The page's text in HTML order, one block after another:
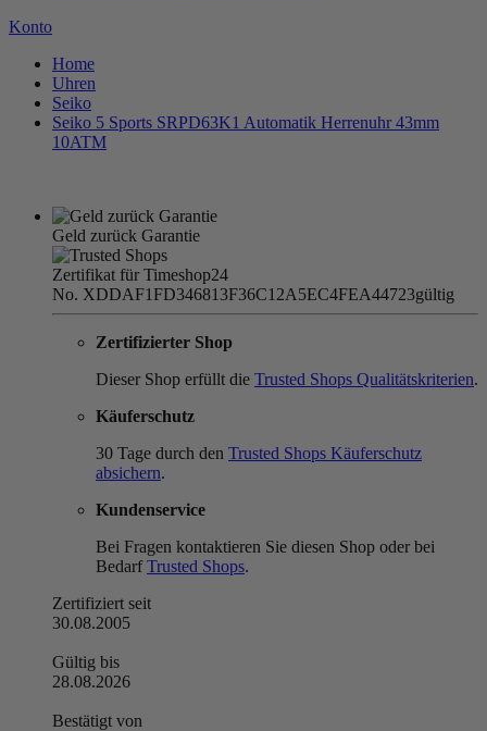
Konto
Home
Uhren
Seiko
Seiko 5 Sports SRPD63K1 Automatik Herrenuhr 43mm
10ATM
Geld zurück Garantie
Zertifikat für Timeshop24
No. XDDAF1FD346813F36C12A5EC4FEA44723gültig
Zertifizierter Shop
Dieser Shop erfüllt die Trusted Shops Qualitätskriterien.
Käuferschutz
30 Tage durch den Trusted Shops Käuferschutz
absichern.
Kundenservice
Bei Fragen kontaktieren Sie diesen Shop oder bei
BedarfTrusted Shops.
Zertifiziert seit
30.08.2005
Gültig bis
28.08.2026
Bestätigt von